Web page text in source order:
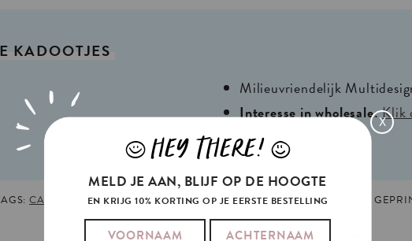
KADOOTJES
Milieuvriendelijk
Interesse in wholesale:Klik
CADEAU GIFT TAG,KERST,KERSTMIS,NIEUWJAARGEMAAKT EN
X
JHEY THERE! L
MELD JE AAN, BLIJF OP DE HOOGTE
EN KRIJG 10% KORTING OP JE EERSTE BESTELLING